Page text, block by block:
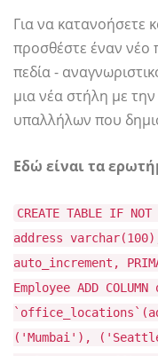
Για να κατανοήσετε
προσθέστε έναν νέο
πεδία -
μια νέα στήλη με
υπαλλήλων που
Εδώ είναι τα
CREATE TABLE IF
address
auto_increment,
Employee ADD
('Mumbai'),